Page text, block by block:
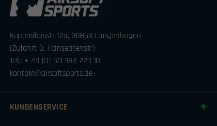
Kopernikusstr 12a, 30853 Langenhagen
(Zufahrt ü. Hanseatenstr)
Tel.: + 49 [0] 511 984 229 10
kontakt@airsoftsports.de
KUNDENSERVICE